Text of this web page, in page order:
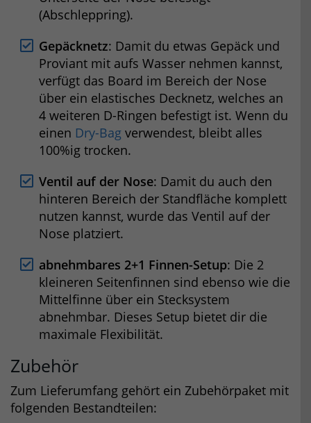
(Abschleppring).
Gepäcknetz: Damit du etwas Gepäck und
Proviant mit aufs Wasser nehmen kannst,
verfügt das Board im Bereich der Nose
über ein elastisches Decknetz, welches an
4 weiteren D-Ringen befestigt ist. Wenn du
einen Dry-Bag verwendest, bleibt alles
100%ig trocken.
Ventil auf der Nose: Damit du auch den
hinteren Bereich der Standfläche komplett
nutzen kannst, wurde das Ventil auf der
Nose platziert.
abnehmbares 2+1 Finnen-Setup: Die 2
kleineren Seitenfinnen sind ebenso wie die
Mittelfinne über ein Stecksystem
abnehmbar. Dieses Setup bietet dir die
maximale Flexibilität.
Zubehör
Zum Lieferumfang gehört ein Zubehörpaket mit
folgenden Bestandteilen: